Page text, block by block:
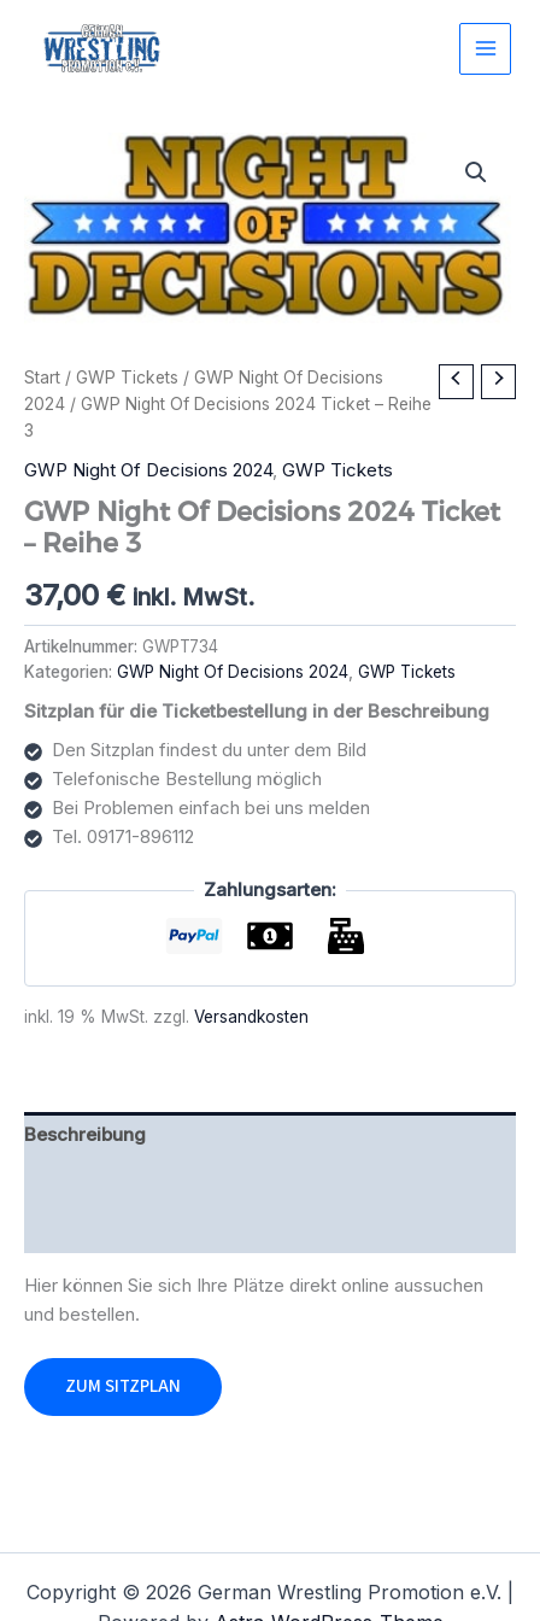
springen
Start / GWP Tickets / GWP Night Of Decisions
2024 / GWP Night Of Decisions 2024 Ticket – Reihe
3
GWP Night Of Decisions 2024, GWP Tickets
GWP Night Of Decisions 2024 Ticket
– Reihe 3
37,00 € inkl. MwSt.
Artikelnummer: GWPT734
Kategorien: GWP Night Of Decisions 2024 GWP Tickets
Sitzplan für die Ticketbestellung in der Beschreibung
Den Sitzplan findest du unter dem Bild
Telefonische Bestellung möglich
Bei Problemen einfach bei uns melden
Tel. 09171-896112
Zahlungsarten:
inkl. 19 % MwSt. zzgl. Versandkosten
Beschreibung
Hier können Sie sich Ihre Plätze direkt online aussuchen
und bestellen.
ZUM SITZPLAN
Copyright © 2026 German Wrestling Promotion e.V. |